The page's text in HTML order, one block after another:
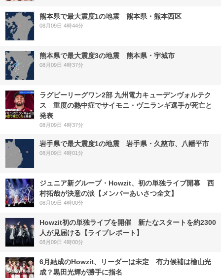
熊本県で最大震度1の地震 熊本県・熊本西区
08月09日 4時44分
熊本県で最大震度3の地震 熊本県・宇城市
08月09日 4時37分
ラグビーリーグワン2部 九州電力キューデンヴォルテク
ス 重度の熱中症でサイモニ・ヴニランギ選手が死亡と
発表
08月09日 4時37分
岩手県で最大震度1の地震 岩手県・久慈市、八幡平市
08月09日 4時01分
ジュニア新グループ・Howzit、初の単独ライブ開幕 西
村拓哉が決意の涙【メンバーあいさつ全文】
08月09日 4時00分
Howzit初の単独ライブを開催 新たなスタートを約2300
人が見届ける【ライブレポート】
08月09日 4時00分
6月結成のHowzit、リーダーは未定 有力候補は檜山光
成？黒田光輝が勝手に指名